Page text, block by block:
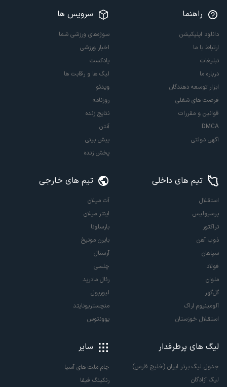
راهنما
دانلود اپلیکیشن
ارتباط با ما
تبلیغات
درباره ما
ابزار توسعه دهندگان
فرصت های شغلی
قوانین و مقررات
DMCA
آگهی دولتی
سرویس ها
سوژه‌های ورزشی شما
اخبار ورزشی
پادکست
لیگ ها و رقابت ها
ویدئو
روزنامه
نتایج زنده
آنتن
پیش بینی
پخش زنده
تیم های داخلی
استقلال
پرسپولیس
تراکتور
ذوب آهن
سپاهان
فولاد
ملوان
گل‌گهر
آلومینیوم اراک
استقلال خوزستان
تیم های خارجی
آث میلان
اینتر میلان
بارسلونا
بایرن مونیخ
آرسنال
چلسی
رئال مادرید
لیورپول
منچستریونایتد
یوونتوس
لیگ های پرطرفدار
جدول لیگ برتر ایران (خلیج فارس)
لیگ آزادگان
سایر
جام ملت های آسیا
رنکینگ فیفا